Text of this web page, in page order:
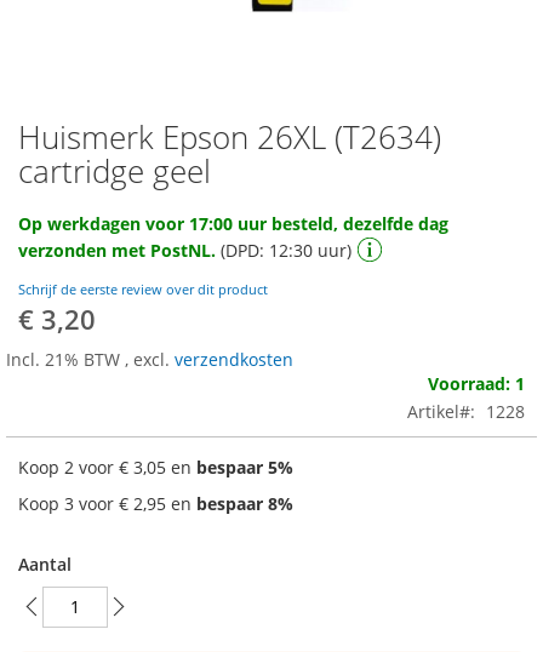
Ga
naar
het
van
de
gallerij
Huismerk Epson 26XL (T2634)
cartridge geel
Op werkdagen voor 17:00 uur besteld, dezelfde dag
verzonden met PostNL. (DPD: 12:30 uur)
Schrijf de eerste review over dit product
€ 3,20
Incl. 21% BTW , excl. verzendkosten
Voorraad: 1
Artikel
1228
Koop 2 voor € 3,05 en bespaar 5%
Koop 3 voor € 2,95 en bespaar 8%
Aantal